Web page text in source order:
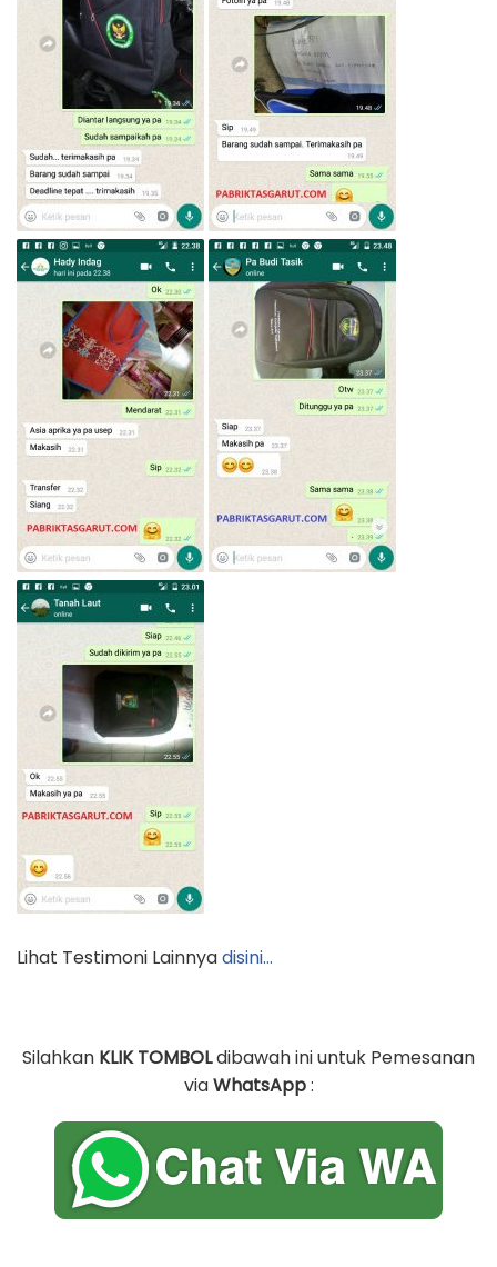
Lihat Testimoni Lainnyadisini…
Silahkan KLIK TOMBOLdibawah ini untuk Pemesanan
viaWhatsApp: